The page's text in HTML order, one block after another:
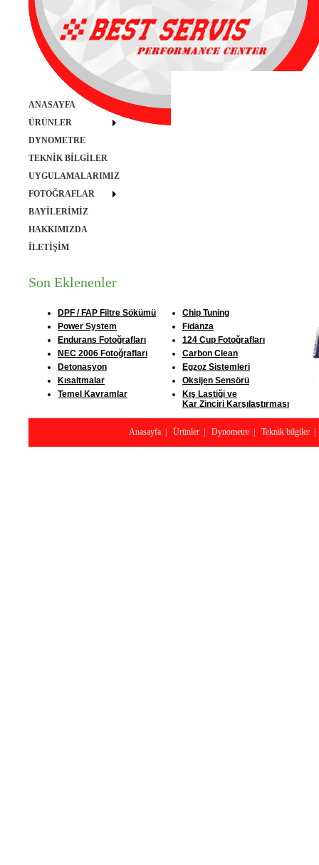
ANASAYFA
ÜRÜNLER
DYNOMETRE
TEKNİK BİLGİLER
UYGULAMALARIMIZ
FOTOĞRAFLAR
BAYİLERİMİZ
HAKKIMIZDA
İLETİŞİM
Son Eklenenler
DPF / FAP Filtre Sökümü
Chip Tuning
Power System
Fidanza
Endurans Fotoğrafları
124 Cup Fotoğrafları
NEC 2006 Fotoğrafları
Carbon Clean
Detonasyon
Egzoz Sistemleri
Kısaltmalar
Oksijen Sensörü
Temel Kavramlar
Kış Lastiği ve
Kar Zinciri Karşılaştırması
Anasayfa| Ürünler| Dynometre| Teknik bilgiler